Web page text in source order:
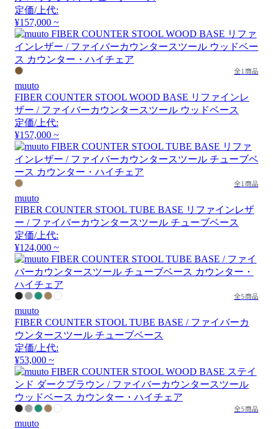
定価/上代:
¥157,000 ~
全1商品
muuto
FIBER COUNTER STOOL WOOD BASE リファインレ
ザー / ファイバーカウンタースツール ウッドベース
定価/上代:
¥157,000 ~
全1商品
muuto
FIBER COUNTER STOOL TUBE BASE リファインレザ
ー / ファイバーカウンタースツール チューブベース
定価/上代:
¥124,000 ~
全5商品
muuto
FIBER COUNTER STOOL TUBE BASE / ファイバーカ
ウンタースツール チューブベース
定価/上代:
¥53,000 ~
全5商品
muuto